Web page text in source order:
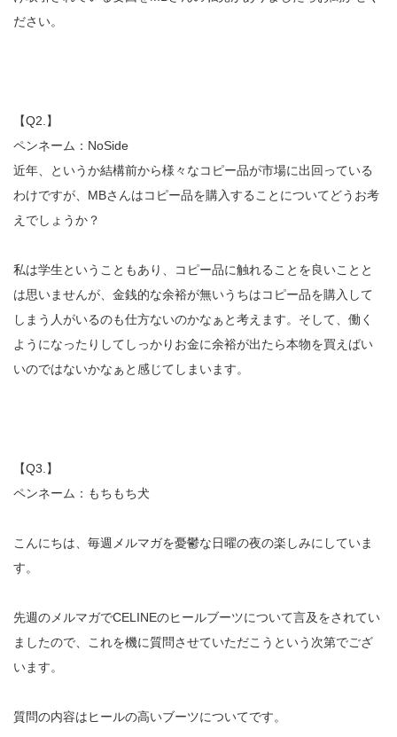
ださい。
【Q2.】
ペンネーム：NoSide
近年、というか結構前から様々なコピー品が市場に出回っている
わけですが、MBさんはコピー品を購入することについてどうお考
えでしょうか？
私は学生ということもあり、コピー品に触れることを良いことと
は思いませんが、金銭的な余裕が無いうちはコピー品を購入して
しまう人がいるのも仕方ないのかなぁと考えます。そして、働く
ようになったりしてしっかりお金に余裕が出たら本物を買えばい
いのではないかなぁと感じてしまいます。
【Q3.】
ペンネーム：もちもち犬
こんにちは、毎週メルマガを憂鬱な日曜の夜の楽しみにしていま
す。
先週のメルマガでCELINEのヒールブーツについて言及をされてい
ましたので、これを機に質問させていただこうという次第でござ
います。
質問の内容はヒールの高いブーツについてです。